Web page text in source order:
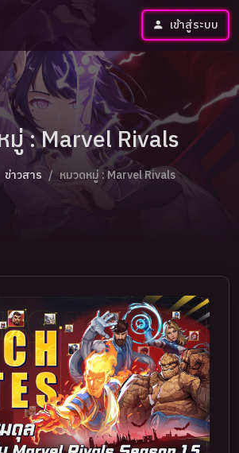
เข้าสู่ระบบ
มู่ : Marvel Rivals
ข่าวสาร หมวดหมู่ : Marvel Rivals